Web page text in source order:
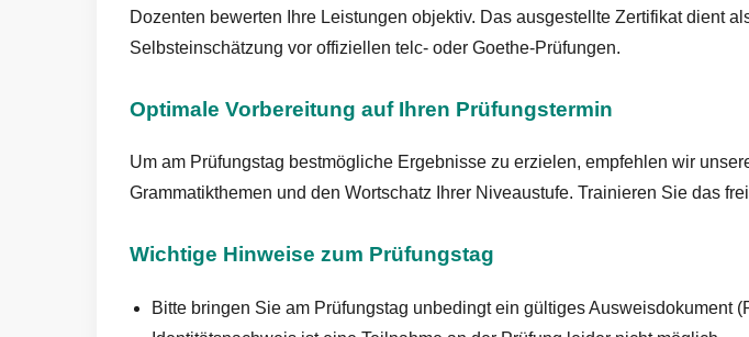
Dozenten bewerten Ihre Leistungen objektiv. Das ausgestellte Zertifikat dient
Selbsteinschätzung vor offiziellen telc- oder Goethe-Prüfungen.
Optimale Vorbereitung auf Ihren Prüfungstermin
Um am Prüfungstag bestmögliche Ergebnisse zu erzielen, empfehlen wir
Grammatikthemen und den Wortschatz Ihrer Niveaustufe. Trainieren Sie das
Wichtige Hinweise zum Prüfungstag
Bitte bringen Sie am Prüfungstag unbedingt ein gültiges